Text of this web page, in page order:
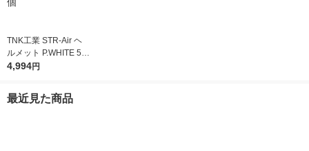
TNK工業 STR-Air ヘ
ルメット P.WHITE 51
2971 1個
4,994円
最近見た商品